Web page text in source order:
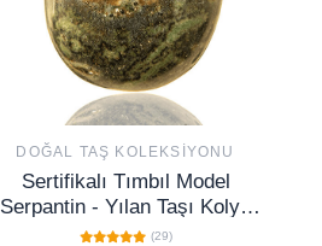
DOĞAL TAŞ KOLEKSIYONU
Sertifikalı Tımbıl Model
Serpantin - Yılan Taşı Kolye
(GÜMÜŞ APARATLI)
(29)